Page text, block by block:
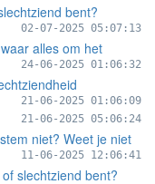
bent?
02-07-2025 05:07:13
alles om het
24-06-2025 01:06:32
21-06-2025 01:06:09
21-06-2025 05:06:24
niet? Weet je niet
11-06-2025 12:06:41
slechtziend bent?